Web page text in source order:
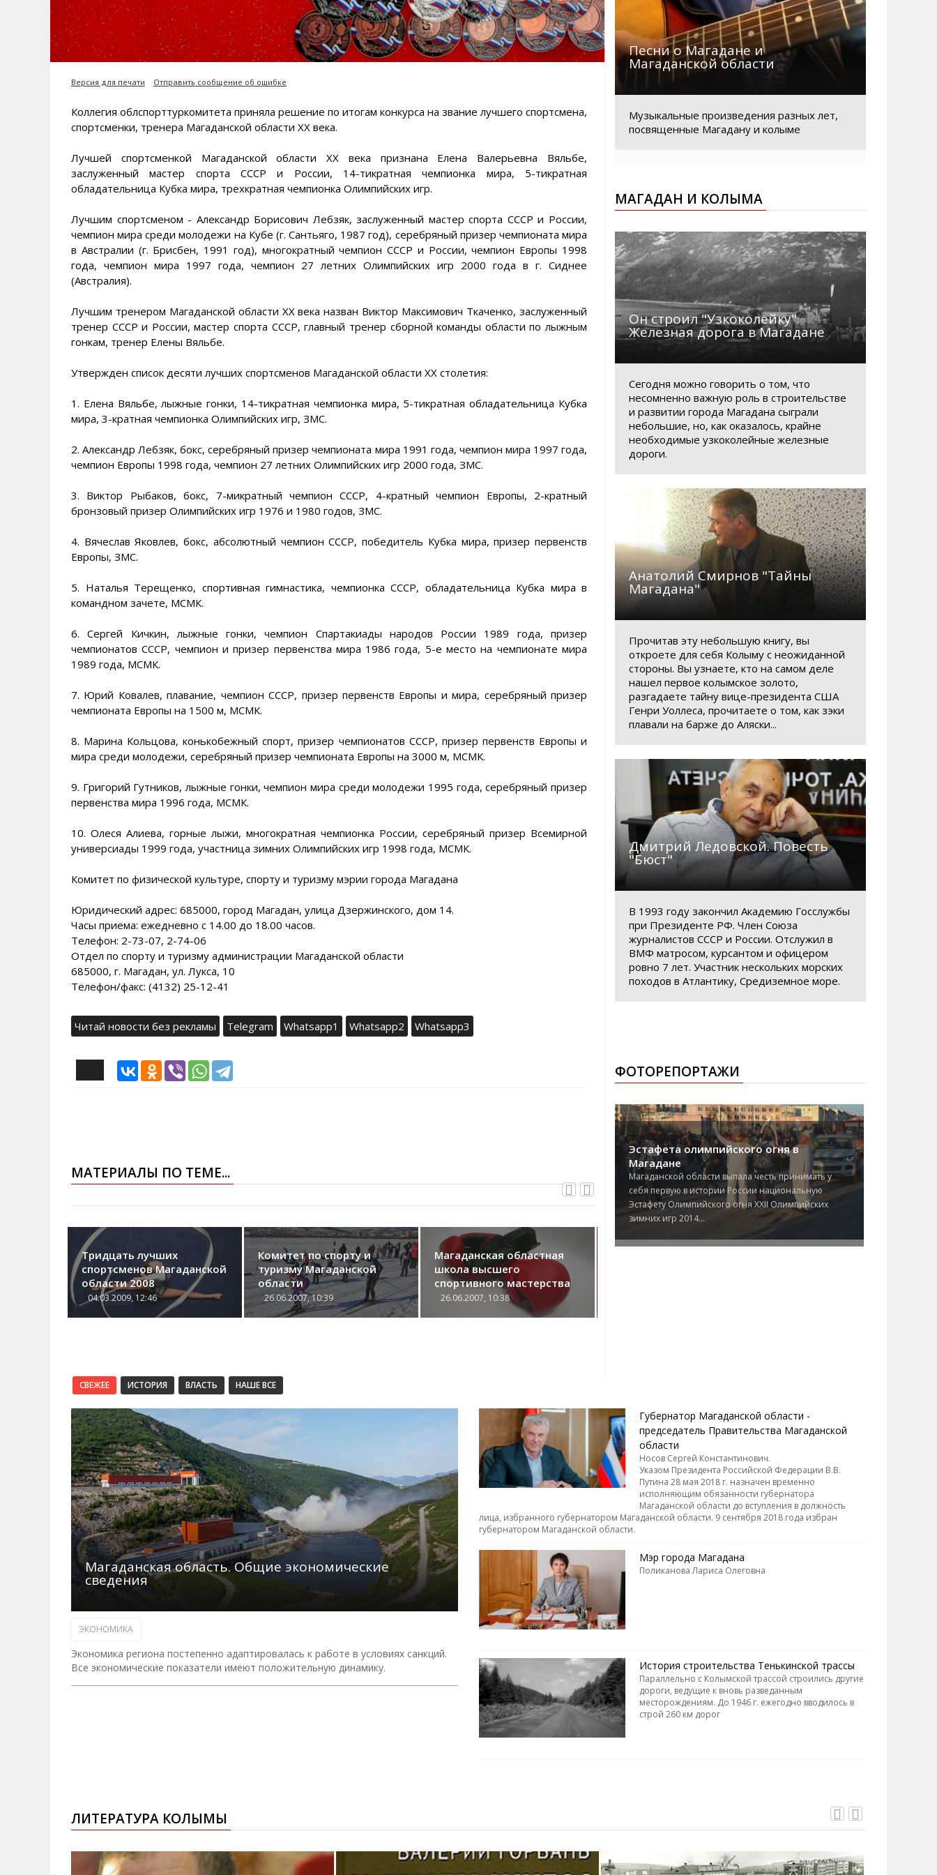
Версия для печати Отправить сообщение об ошибке
Коллегия облспорттуркомитета приняла решение по итогам конкурса на звание лучшего спортсмена,
спортсменки, тренера Магаданской области XX века.
Лучшей спортсменкой Магаданской области XX века признана Елена Валерьевна Вяльбе,
заслуженный мастер спорта СССР и России, 14-тикратная чемпионка мира, 5-тикратная
обладательница Кубка мира, трехкратная чемпионка Олимпийских игр.
Лучшим спортсменом - Александр Борисович Лебзяк, заслуженный мастер спорта СССР и России,
чемпион мира среди молодежи на Кубе (г. Сантьяго, 1987 год), серебряный призер чемпионата мира
в Австралии (г. Брисбен, 1991 год), многократный чемпион СССР и России, чемпион Европы 1998
года, чемпион мира 1997 года, чемпион 27 летних Олимпийских игр 2000 года в г. Сиднее
(Австралия).
Лучшим тренером Магаданской области ХХ века назван Виктор Максимович Ткаченко, заслуженный
тренер СССР и России, мастер спорта СССР, главный тренер сборной команды области по лыжным
гонкам, тренер Елены Вяльбе.
Утвержден список десяти лучших спортсменов Магаданской области ХХ столетия:
1. Елена Вяльбе, лыжные гонки, 14-тикратная чемпионка мира, 5-тикратная обладательница Кубка
мира, 3-кратная чемпионка Олимпийских игр, ЗМС.
2. Александр Лебзяк, бокс, серебряный призер чемпионата мира 1991 года, чемпион мира 1997 года,
чемпион Европы 1998 года, чемпион 27 летних Олимпийских игр 2000 года, ЗМС.
3. Виктор Рыбаков, бокс, 7-микратный чемпион СССР, 4-кратный чемпион Европы, 2-кратный
бронзовый призер Олимпийских игр 1976 и 1980 годов, ЗМС.
4. Вячеслав Яковлев, бокс, абсолютный чемпион СССР, победитель Кубка мира, призер первенств
Европы, ЗМС.
5. Наталья Терещенко, спортивная гимнастика, чемпионка СССР, обладательница Кубка мира в
командном зачете, МСМК.
6. Сергей Кичкин, лыжные гонки, чемпион Спартакиады народов России 1989 года, призер
чемпионатов СССР, чемпион и призер первенства мира 1986 года, 5-е место на чемпионате мира
1989 года, МСМК.
7. Юрий Ковалев, плавание, чемпион СССР, призер первенств Европы и мира, серебряный призер
чемпионата Европы на 1500 м, МСМК.
8. Марина Кольцова, конькобежный спорт, призер чемпионатов СССР, призер первенств Европы и
мира среди молодежи, серебряный призер чемпионата Европы на 3000 м, МСМК.
9. Григорий Гутников, лыжные гонки, чемпион мира среди молодежи 1995 года, серебряный призер
первенства мира 1996 года, МСМК.
10. Олеся Алиева, горные лыжи, многократная чемпионка России, серебряный призер Всемирной
универсиады 1999 года, участница зимних Олимпийских игр 1998 года, МСМК.
Комитет по физической культуре, спорту и туризму мэрии города Магадана
Юридический адрес: 685000, город Магадан, улица Дзержинского, дом 14.
Часы приема: ежедневно с 14.00 до 18.00 часов.
Телефон: 2-73-07, 2-74-06
Отдел по спорту и туризму администрации Магаданской области
685000, г. Магадан, ул. Лукса, 10
Телефон/факс: (4132) 25-12-41
Читай новости без рекламы Telegram Whatsapp1 Whatsapp2 Whatsapp3
МАТЕРИАЛЫ ПО ТЕМЕ...
Тридцать лучших
спортсменов Магаданской
области 2008
04.03.2009, 12:46
Комитет по спорту и
туризму Магаданской
области
26.06.2007, 10:39
Магаданская областная
школа высшего
спортивного мастерства
26.06.2007, 10:38
Песни о Магадане и
Магаданской области
Музыкальные произведения разных лет,
посвященные Магадану и колыме
МАГАДАН И КОЛЫМА
Он строил "Узкоколейку".
Железная дорога в Магадане
Сегодня можно говорить о том, что
несомненно важную роль в строительстве
и развитии города Магадана сыграли
небольшие, но, как оказалось, крайне
необходимые узкоколейные железные
дороги.
Анатолий Смирнов "Тайны
Магадана"
Прочитав эту небольшую книгу, вы
откроете для себя Колыму с неожиданной
стороны. Вы узнаете, кто на самом деле
нашел первое колымское золото,
разгадаете тайну вице-президента США
Генри Уоллеса, прочитаете о том, как зэки
плавали на барже до Аляски...
Дмитрий Ледовской. Повесть
"Бюст"
В 1993 году закончил Академию Госслужбы
при Президенте РФ. Член Союза
журналистов СССР и России. Отслужил в
ВМФ матросом, курсантом и офицером
ровно 7 лет. Участник нескольких морских
походов в Атлантику, Средиземное море.
ФОТОРЕПОРТАЖИ
Эстафета олимпийского огня в
Магадане
Магаданской области выпала честь принимать у
себя первую в истории России национальную
Эстафету Олимпийского огня XXII Олимпийских
зимних игр 2014...
СВЕЖЕЕ ИСТОРИЯ ВЛАСТЬ НАШЕ ВСЕ
Магаданская область. Общие экономические
сведения
ЭКОНОМИКА
Экономика региона постепенно адаптировалась к работе в условиях санкций.
Все экономические показатели имеют положительную динамику.
Губернатор Магаданской области -
председатель Правительства Магаданской
области
Носов Сергей Константинович.
Указом Президента Российской Федерации В.В.
Путина 28 мая 2018 г. назначен временно
исполняющим обязанности губернатора
Магаданской области до вступления в должность
лица, избранного губернатором Магаданской области. 9 сентября 2018 года избран
губернатором Магаданской области.
Мэр города Магадана
Поликанова Лариса Олеговна
История строительства Тенькинской трассы
Параллельно с Колымской трассой строились другие
дороги, ведущие к вновь разведанным
месторождениям. До 1946 г. ежегодно вводилось в
строй 260 км дорог
ЛИТЕРАТУРА КОЛЫМЫ